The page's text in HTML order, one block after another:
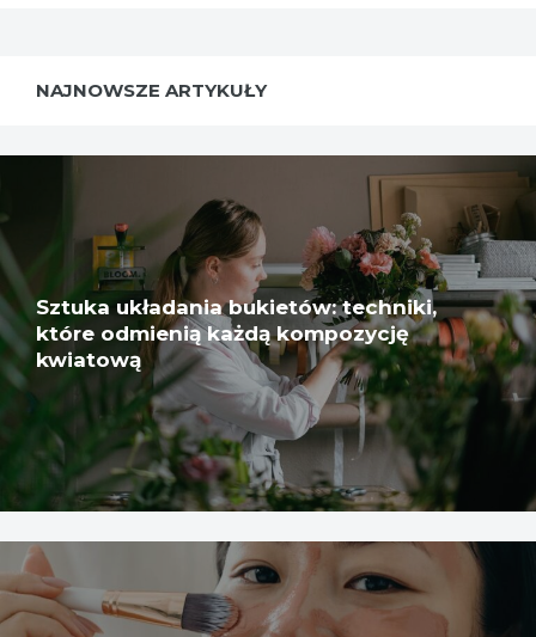
NAJNOWSZE ARTYKUŁY
Sztuka układania bukietów: techniki,
które odmienią każdą kompozycję
kwiatową